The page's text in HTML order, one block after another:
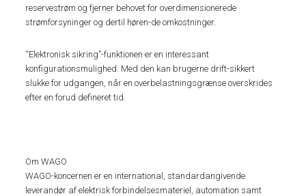
reservestrøm og fjerner behovet for overdimensionerede
strømforsyninger og dertil høren-de omkostninger.
“Elektronisk sikring”-funktionen er en interessant
konfigurationsmulighed. Med den kan brugerne drift-sikkert
slukke for udgangen, når en overbelastningsgrænse overskrides
efter en forud defineret tid.
Om WAGO
WAGO-koncernen er en international, standardangivende
leverandør af elektrisk forbindelsesmateriel, automation samt